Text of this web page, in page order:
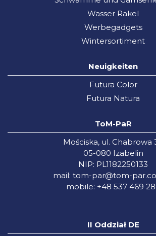
Wasser Rakel
Werbegadgets
Wintersortiment
Neuigkeiten
Futura Color
Futura Natura
ToM-PaR
Mościska, ul. Chabrowa
05-080 Izabelin
NIP: PL1182250133
mail: tom-par@tom-
mobile: +48 537 469
II Oddział DE